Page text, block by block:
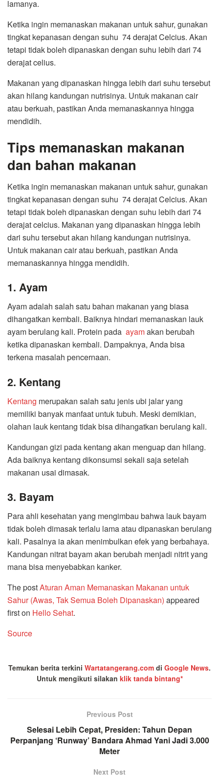
lamanya.
Ketika ingin memanaskan makanan untuk sahur, gunakan
tingkat kepanasan dengan suhu 74 derajat Celcius. Akan
tetapi tidak boleh dipanaskan dengan suhu lebih dari 74
derajat celius.
Makanan yang dipanaskan hingga lebih dari suhu tersebut
akan hilang kandungan nutrisinya. Untuk makanan cair
atau berkuah, pastikan Anda memanaskannya hingga
mendidih.
Tips memanaskan makanan
dan bahan makanan
Ketika ingin memanaskan makanan untuk sahur, gunakan
tingkat kepanasan dengan suhu 74 derajat Celcius. Akan
tetapi tidak boleh dipanaskan dengan suhu lebih dari 74
derajat celcius. Makanan yang dipanaskan hingga lebih
dari suhu tersebut akan hilang kandungan nutrisinya.
Untuk makanan cair atau berkuah, pastikan Anda
memanaskannya hingga mendidih.
1. Ayam
Ayam adalah salah satu bahan makanan yang biasa
dihangatkan kembali. Baiknya hindari memanaskan lauk
ayam berulang kali. Protein pada ayamakan berubah
ketika dipanaskan kembali. Dampaknya, Anda bisa
terkena masalah pencernaan.
2. Kentang
Kentang merupakan salah satu jenis ubi jalar yang
memiliki banyak manfaat untuk tubuh. Meski demikian,
olahan lauk kentang tidak bisa dihangatkan berulang kali.
Kandungan gizi pada kentang akan menguap dan hilang.
Ada baiknya kentang dikonsumsi sekali saja setelah
makanan usai dimasak.
3. Bayam
Para ahli kesehatan yang mengimbau bahwa lauk bayam
tidak boleh dimasak terlalu lama atau dipanaskan berulang
kali. Pasalnya ia akan menimbulkan efek yang berbahaya.
Kandungan nitrat bayam akan berubah menjadi nitrit yang
mana bisa menyebabkan kanker.
The postAturan Aman Memanaskan Makanan untuk
Sahur (Awas, Tak Semua Boleh Dipanaskan) appeared
first on Hello Sehat.
Source
Temukan berita terkini Wartatangerang.com di Google News.
Untuk mengikuti silakan klik tanda bintang*
Previous Post
Selesai Lebih Cepat, Presiden: Tahun Depan
Perpanjang ‘Runway’ Bandara Ahmad Yani Jadi 3.000
Meter
Next Post